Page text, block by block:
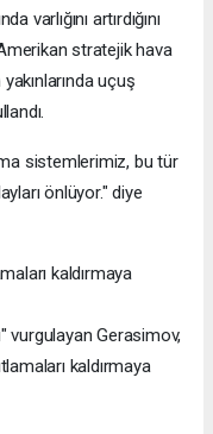
varlığını artırdığını
stratejik hava
uçuş
sistemlerimiz, bu tür
önlüyor." diye
kaldırmaya
Gerasimov,
kaldırmaya